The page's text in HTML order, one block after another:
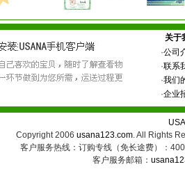
关于
·公司
·联系
·我们
·企业
Copyright 2006 usana123.com. All Rights
客户服务热线：订购专线（免长途费）：
客户服务邮箱：